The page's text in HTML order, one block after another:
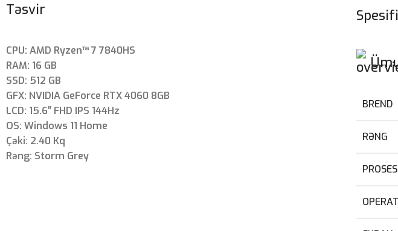
Təsvir
CPU: AMD Ryzen™ 7 7840HS
RAM: 16 GB
SSD: 512 GB
GFX: NVIDIA GeForce RTX 4060 8GB
LCD: 15.6″ FHD IPS 144Hz
OS: Windows 11 Home
Çəki: 2.40 Kq
Rəng: Storm Grey
BREND
RƏNG